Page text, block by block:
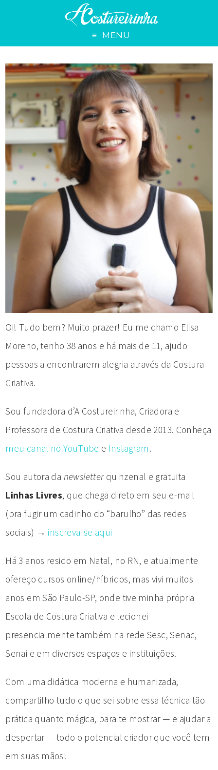
MENU
SOBRE
Oi! Tudo bem? Muito prazer! Eu me chamo Elisa
Moreno, tenho 38 anos e há mais de 11, ajudo
pessoas a encontrarem alegria através da Costura
Criativa.
Sou fundadora d’A Costureirinha, Criadora e
Professora de Costura Criativa desde 2013. Conheça
meu canal no YouTube e Instagram.
Sou autora da newsletterquinzenal e gratuita
Linhas Livres, que chega direto em seu e-mail
(pra fugir um cadinho do “barulho” das redes
sociais) → inscreva-se aqui
Há 3 anos resido em Natal, no RN, e atualmente
ofereço cursos online/híbridos, mas vivi muitos
anos em São Paulo-SP, onde tive minha própria
Escola de Costura Criativa e lecionei
presencialmente também na rede Sesc, Senac,
Senai e em diversos espaços e instituições.
Com uma didática moderna e humanizada,
compartilho tudo o que sei sobre essa técnica tão
prática quanto mágica, para te mostrar — e ajudar a
despertar — todo o potencial criador que você tem
em suas mãos!